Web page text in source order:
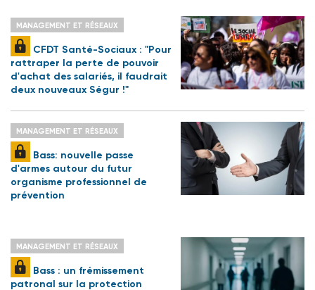
MANAGEMENT ET RÉSEAUX
CFDT Santé-Sociaux : "Pour
rattraper la perte de pouvoir
d'achat des salariés, il faudrait
deux nouveaux Ségur !"
MANAGEMENT ET RÉSEAUX
Bass: nouvelle passe
d'armes autour du futur
organisme professionnel de
prévention
MANAGEMENT ET RÉSEAUX
Bass : un frémissement
patronal sur la protection